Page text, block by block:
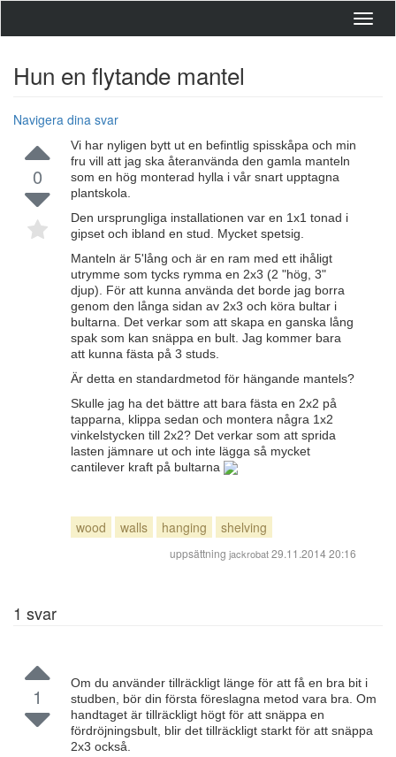
Hun en flytande mantel
Navigera dina svar
0
Vi har nyligen bytt ut en befintlig spisskåpa och min
fru vill att jag ska återanvända den gamla manteln
som en hög monterad hylla i vår snart upptagna
plantskola.
Den ursprungliga installationen var en 1x1 tonad i
gipset och ibland en stud. Mycket spetsig.
Manteln är 5'lång och är en ram med ett ihåligt
utrymme som tycks rymma en 2x3 (2 "hög, 3"
djup). För att kunna använda det borde jag borra
genom den långa sidan av 2x3 och köra bultar i
bultarna. Det verkar som att skapa en ganska lång
spak som kan snäppa en bult. Jag kommer bara
att kunna fästa på 3 studs.
Är detta en standardmetod för hängande mantels?
Skulle jag ha det bättre att bara fästa en 2x2 på
tapparna, klippa sedan och montera några 1x2
vinkelstycken till 2x2? Det verkar som att sprida
lasten jämnare ut och inte lägga så mycket
cantilever kraft på bultarna
wood walls hanging shelving
uppsättning jackrobat29.11.2014 20:16
1 svar
1
Om du använder tillräckligt länge för att få en bra bit i
studben, bör din första föreslagna metod vara bra. Om
handtaget är tillräckligt högt för att snäppa en
fördröjningsbult, blir det tillräckligt starkt för att snäppa
2x3 också.